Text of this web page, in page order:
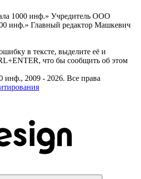
1000 инф.» Учредитель ООО
инф.» Главный редактор Машкевич
в тексте, выделите её и
что бы сообщить об этом
инф., 2009 - 2026. Все права